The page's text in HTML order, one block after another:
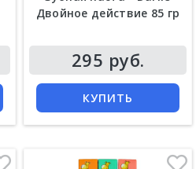
Двойное действие 85 гр
295 руб.
КУПИТЬ